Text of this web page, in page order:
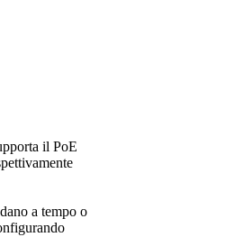
il PoE
a tempo o